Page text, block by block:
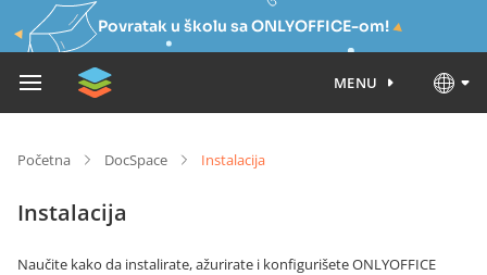
Povratak u školu sa ONLYOFFICE-om!
MENU
Početna DocSpace Instalacija
Instalacija
Naučite kako da instalirate, ažurirate i konfigurišete ONLYOFFICE